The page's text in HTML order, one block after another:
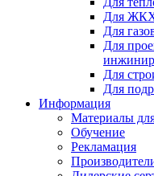
Для
Для
Для
Для
Для
Информация
Материалы
Обучение
Рекламация